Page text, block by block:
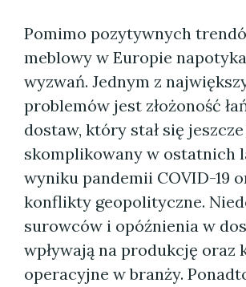
Pomimo pozytywnych
meblowy w Europie
wyzwań. Jednym z
problemów jest złożoność
dostaw, który stał się
skomplikowany w ostatnich
wyniku pandemii COVID-19
konflikty geopolityczne.
surowców i opóźnienia w
wpływają na produkcję oraz
operacyjne w branży.